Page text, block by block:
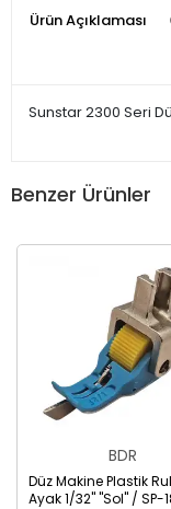
Ürün Açıklaması
Sunstar 2300 Seri
Benzer Ürünler
BDR
Düz Makine Plastik
Ayak 1/32" "Sol" / SP-